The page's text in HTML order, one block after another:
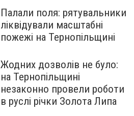
Палали поля: рятувальники
ліквідували масштабні
пожежі на Тернопільщині
Жодних дозволів не було:
на Тернопільщині
незаконно провели роботи
в руслі річки Золота Липа